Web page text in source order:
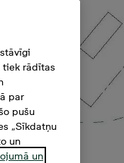
tiek rādītas
par
pušu
„Sīkdatņu
un
un